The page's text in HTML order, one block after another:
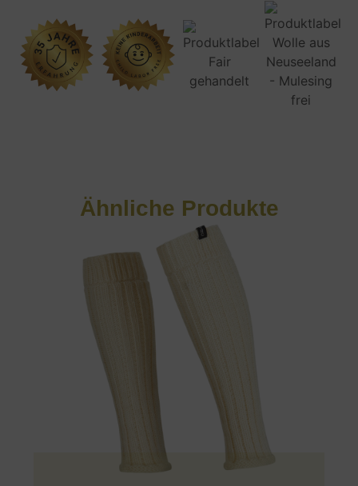
Ähnliche Produkte